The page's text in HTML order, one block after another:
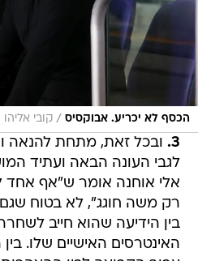
הכסף לא יכריע. אבוקסיס / קובי אליהו
3. ובכל זאת, מתחת להנאה
לגבי העונה הבאה ועתיד
אלי אוחנה אומר ש"אף אחד
רק משה חוגג", לא בטוח שגם
בין הידיעה שהוא חייב
האינטרסים האישיים שלו.